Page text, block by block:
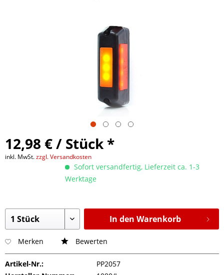
12,98 € / Stück *
inkl. MwSt.zzgl. Versandkosten
Sofort versandfertig, Lieferzeit ca. 1-3
Werktage
In den Warenkorb
Merken Bewerten
Artikel-Nr.:
PP2057